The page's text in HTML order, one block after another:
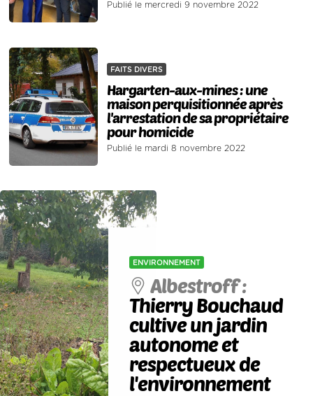
Publié le mercredi 9 novembre 2022
FAITS DIVERS
Hargarten-aux-mines : une
maison perquisitionnée après
l'arrestation de sa propriétaire
pour homicide
Publié le mardi 8 novembre 2022
ENVIRONNEMENT
Albestroff :
Thierry Bouchaud
cultive un jardin
autonome et
respectueux de
l'environnement